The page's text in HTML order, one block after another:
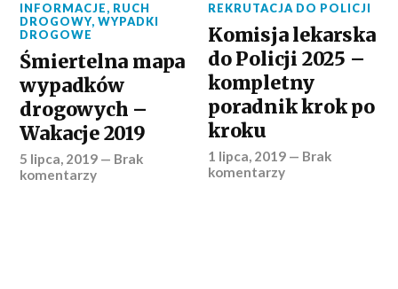
INFORMACJE, RUCH
DROGOWY,WYPADKI
DROGOWE
Śmiertelna mapa
wypadków
drogowych –
Wakacje 2019
5 lipca, 2019 — Brak
komentarzy
REKRUTACJA DO POLICJI
Komisja lekarska
do Policji 2025 –
kompletny
poradnik krok po
kroku
1 lipca, 2019 — Brak
komentarzy